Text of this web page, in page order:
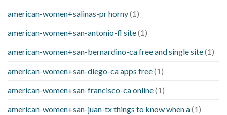
american-women+salinas-pr horny(1)
american-women+san-antonio-fl site(1)
american-women+san-bernardino-ca free and single site(1)
american-women+san-diego-ca apps free(1)
american-women+san-francisco-ca online(1)
american-women+san-juan-tx things to know when a(1)